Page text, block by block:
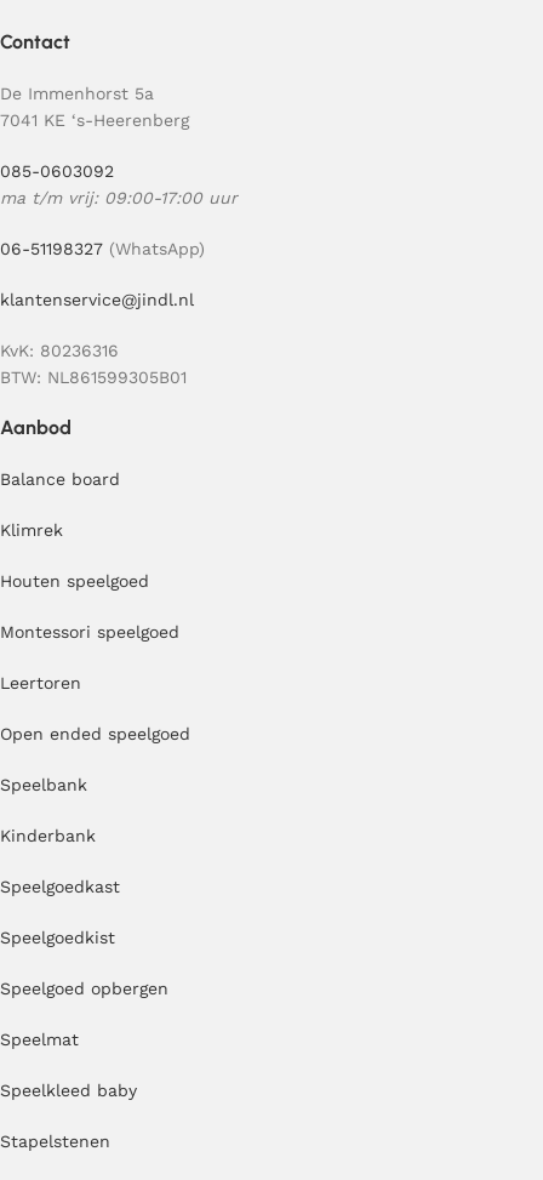
Contact
De Immenhorst 5a
7041 KE ‘s-Heerenberg
085-0603092
ma t/m vrij: 09:00-17:00 uur
06-51198327 (WhatsApp)
klantenservice@jindl.nl
KvK: 80236316
BTW: NL861599305B01
Aanbod
Balance board
Klimrek
Houten speelgoed
Montessori speelgoed
Leertoren
Open ended speelgoed
Speelbank
Kinderbank
Speelgoedkast
Speelgoedkist
Speelgoed opbergen
Speelmat
Speelkleed baby
Stapelstenen